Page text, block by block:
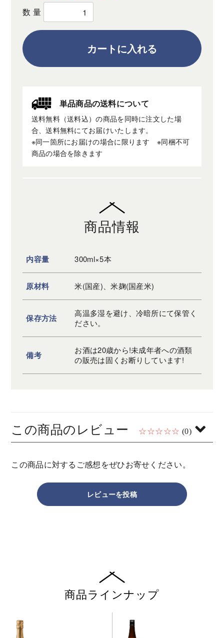
数量
カートに入れる
単品商品の送料について
送料無料（送料込）の商品を同時に注文した場
合、送料無料にてお届けいたします。
※同一箇所にお届けの場合に限ります ※同梱不可
商品の場合を除きます
商品情報
内容量 300ml×5本
原材料 米(国産)、米麹(国産米)
保存方法
高温多湿を避け、冷暗所にて保管く
ださい。
備考
お酒は20歳から!未成年者への酒類
の販売は固くお断りしています!
この商品のレビュー ☆☆☆☆☆(0)
この商品に対するご感想をぜひお寄せください。
レビューを投稿
商品ラインナップ